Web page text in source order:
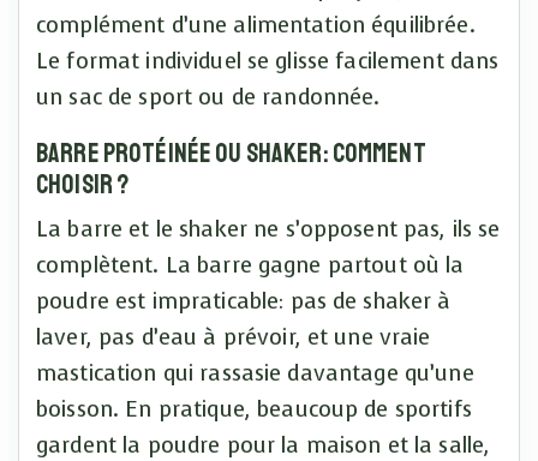
complément d’une alimentation équilibrée.
Le format individuel se glisse facilement dans
un sac de sport ou de randonnée.
Barre protéinée ou shaker: comment
choisir ?
La barre et le shaker ne s’opposent pas, ils se
complètent. La barre gagne partout où la
poudre est impraticable: pas de shaker à
laver, pas d’eau à prévoir, et une vraie
mastication qui rassasie davantage qu’une
boisson. En pratique, beaucoup de sportifs
gardent la poudre pour la maison et la salle,